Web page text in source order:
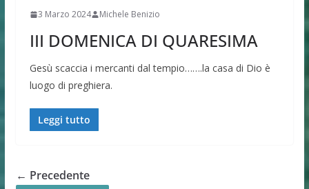
3 Marzo 2024 Michele Benizio
III DOMENICA DI QUARESIMA
Gesù scaccia i mercanti dal tempio…….la casa di Dio è
luogo di preghiera.
Leggi tutto
← Precedente